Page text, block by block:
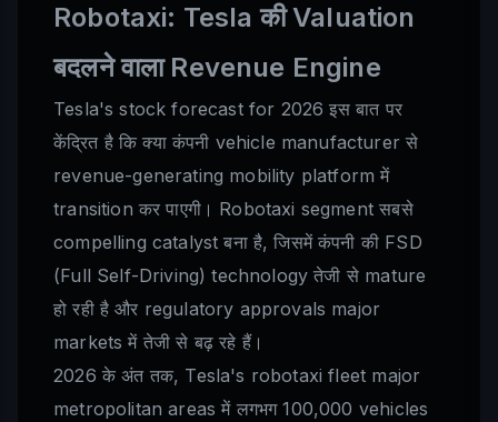
Robotaxi: Tesla की Valuation
बदलने वाला Revenue Engine
Tesla's stock forecast for 2026 इस बात पर
केंद्रित है कि क्या कंपनी vehicle manufacturer से
revenue-generating mobility platform में
transition कर पाएगी। Robotaxi segment सबसे
compelling catalyst बना है, जिसमें कंपनी की FSD
(Full Self-Driving) technology तेजी से mature
हो रही है और regulatory approvals major
markets में तेजी से बढ़ रहे हैं।
2026 के अंत तक, Tesla's robotaxi fleet major
metropolitan areas में लगभग 100,000 vehicles